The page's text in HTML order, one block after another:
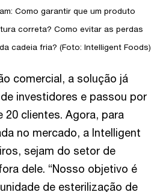
Como garantir que um produto
correta? Como evitar as perdas
cadeia fria? (Foto: Intelligent Foods)
comercial, a solução já
investidores e passou por
clientes. Agora, para
no mercado, a Intelligent
sejam do setor de
dele. “Nosso objetivo é
de esterilização de